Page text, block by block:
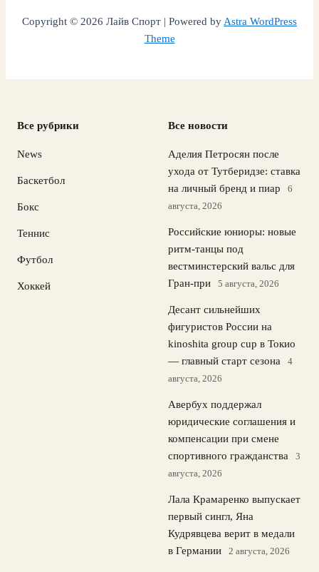
Copyright © 2026 Лайв Спорт | Powered byAstra WordPress
Theme
Все рубрики
News
Баскетбол
Бокс
Теннис
Футбол
Хоккей
Все новости
Аделия Петросян после
ухода от Тутберидзе: ставка
на личный бренд и пиар
6
августа, 2026
Российские юниоры: новые
ритм-танцы под
вестминстерский вальс для
Гран-при
5 августа, 2026
Десант сильнейших
фигуристов России на
kinoshita group cup в Токио
— главный старт сезона
4
августа, 2026
Авербух поддержал
юридические соглашения и
компенсации при смене
спортивного гражданства
3
августа, 2026
Лала Крамаренко выпускает
первый сингл, Яна
Кудрявцева верит в медали
в Германии
2 августа, 2026